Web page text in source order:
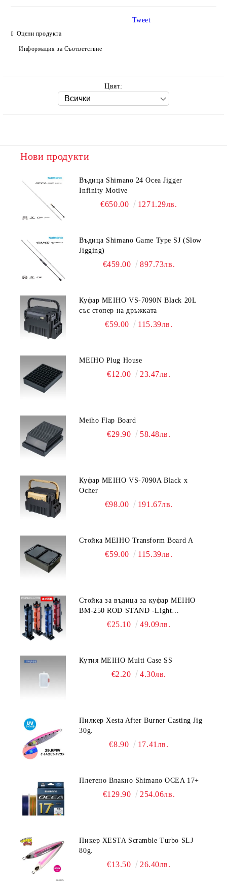
Ние ще се свържем с вас в рамките на работния ден.
Оцени продукта
Информация за Съответствие
Tweet
Цвят:
Нови продукти
Въдица Shimano 24 Ocea Jigger
Infinity Motive
€650.00 1271.29лв.
Въдица Shimano Game Type SJ (Slow
Jigging)
€459.00 897.73лв.
Куфар MEIHO VS-7090N Black 20L
със стопер на дръжката
€59.00 115.39лв.
MEIHO Plug House
€12.00 23.47лв.
Meiho Flap Board
€29.90 58.48лв.
Куфар MEIHO VS-7090A Black x
Ocher
€98.00 191.67лв.
Стойка MEIHO Transform Board A
€59.00 115.39лв.
Стойка за въдица за куфар MEIHO
BM-250 ROD STAND -Light
Blue/Black color
€25.10 49.09лв.
Кутия MEIHO Multi Case SS
€2.20 4.30лв.
Пилкер Xesta After Burner Casting Jig
30g.
€8.90 17.41лв.
Плетено Влакно Shimano OCEA 17+
€129.90 254.06лв.
Пикер XESTA Scramble Turbo SLJ
80g.
€13.50 26.40лв.